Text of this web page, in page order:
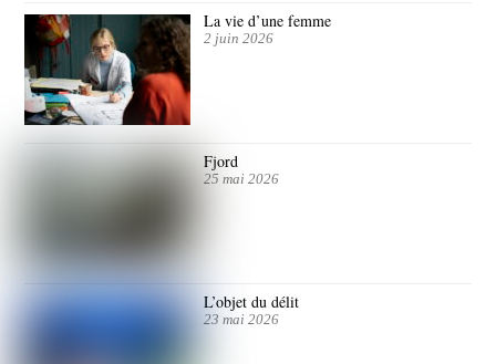
La vie d’une femme
2 juin 2026
Fjord
25 mai 2026
L’objet du délit
23 mai 2026